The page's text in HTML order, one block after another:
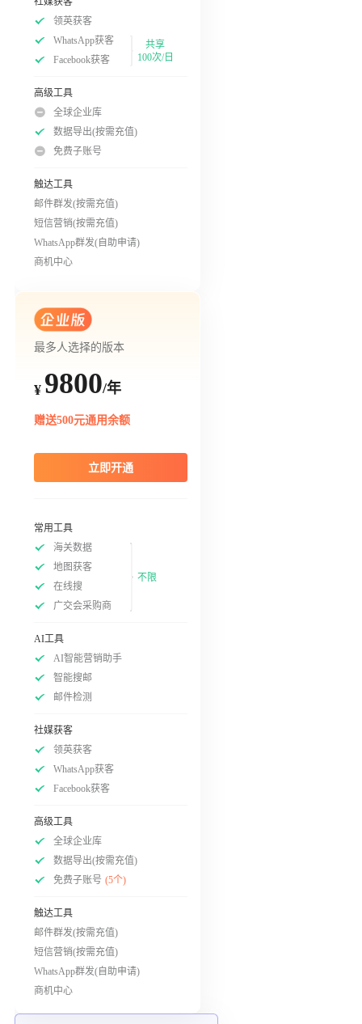
领英获客
WhatsApp获客
Facebook获客
共享
100次/日
高级工具
全球企业库
数据导出(按需充值)
免费子账号
触达工具
邮件群发(按需充值)
短信营销(按需充值)
WhatsApp群发(自助申请)
商机中心
最多人选择的版本
¥ 9800/年
赠送500元通用余额
立即开通
常用工具
海关数据
地图获客
在线搜
广交会采购商
不限
AI工具
AI智能营销助手
智能搜邮
邮件检测
社媒获客
领英获客
WhatsApp获客
Facebook获客
高级工具
全球企业库
数据导出(按需充值)
免费子账号 (5个)
触达工具
邮件群发(按需充值)
短信营销(按需充值)
WhatsApp群发(自助申请)
商机中心